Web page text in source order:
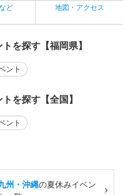
ど 地図・アクセス
を探す【福岡県】
ント
を探す【全国】
ント
州・沖縄の夏休みイベン